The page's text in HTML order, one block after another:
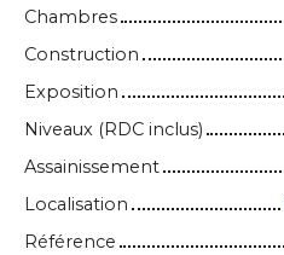
Chambres
Construction
Exposition
Niveaux (RDC inclus)
Assainissement
Localisation
Référence